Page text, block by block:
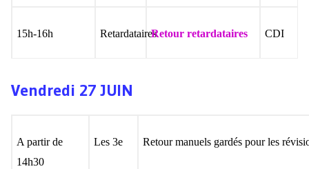
15h-16h RetardatairesRetour retardataires CDI
Vendredi 27 JUIN
A partir de
14h30
Les 3e Retour manuels gardés pour les